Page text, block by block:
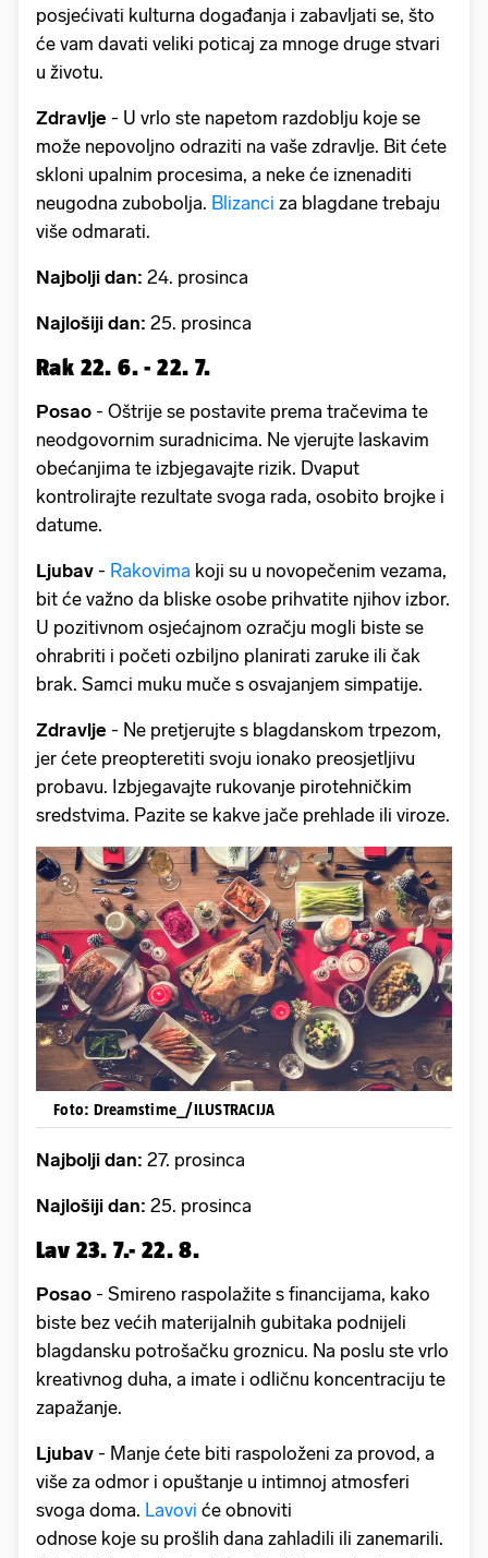
posjećivati kulturna događanja i zabavljati se, što
će vam davati veliki poticaj za mnoge druge stvari
u životu.
Zdravlje - U vrlo ste napetom razdoblju koje se
može nepovoljno odraziti na vaše zdravlje. Bit ćete
skloni upalnim procesima, a neke će iznenaditi
neugodna zubobolja. Blizanci za blagdane trebaju
više odmarati.
Najbolji dan: 24. prosinca
Najlošiji dan: 25. prosinca
Rak 22. 6. - 22. 7.
Posao - Oštrije se postavite prema tračevima te
neodgovornim suradnicima. Ne vjerujte laskavim
obećanjima te izbjegavajte rizik. Dvaput
kontrolirajte rezultate svoga rada, osobito brojke i
datume.
Ljubav - Rakovima koji su u novopečenim vezama,
bit će važno da bliske osobe prihvatite njihov izbor.
U pozitivnom osjećajnom ozračju mogli biste se
ohrabriti i početi ozbiljno planirati zaruke ili čak
brak. Samci muku muče s osvajanjem simpatije.
Zdravlje - Ne pretjerujte s blagdanskom trpezom,
jer ćete preopteretiti svoju ionako preosjetljivu
probavu. Izbjegavajte rukovanje pirotehničkim
sredstvima. Pazite se kakve jače prehlade ili viroze.
Foto: Dreamstime_/ILUSTRACIJA
Najbolji dan: 27. prosinca
Najlošiji dan: 25. prosinca
Lav 23. 7.- 22. 8.
Posao - Smireno raspolažite s financijama, kako
biste bez većih materijalnih gubitaka podnijeli
blagdansku potrošačku groznicu. Na poslu ste vrlo
kreativnog duha, a imate i odličnu koncentraciju te
zapažanje.
Ljubav - Manje ćete biti raspoloženi za provod, a
više za odmor i opuštanje u intimnoj atmosferi
svoga doma. Lavovi će obnoviti
odnose koje su prošlih dana zahladili ili zanemarili.